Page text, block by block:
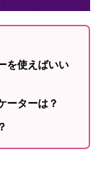
を使えばいい
ーターは？